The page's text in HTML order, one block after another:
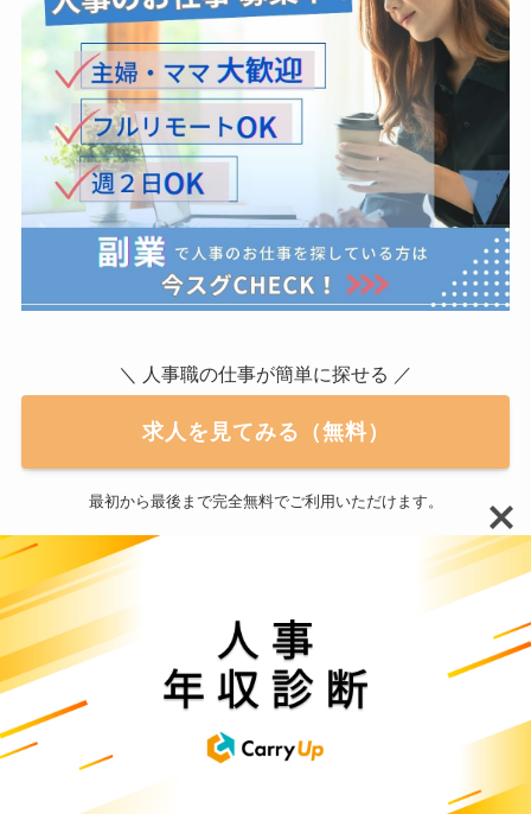
＼ 人事職の仕事が簡単に探せる ／
求人を見てみる（無料）
最初から最後まで完全無料でご利用いただけます。
成功するフリーランスに共通している特徴
は？